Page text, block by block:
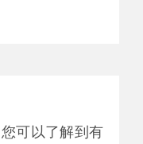
可以了解到有